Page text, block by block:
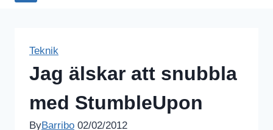
Teknik
Jag älskar att snubbla
med StumbleUpon
ByBarribo 02/02/2012